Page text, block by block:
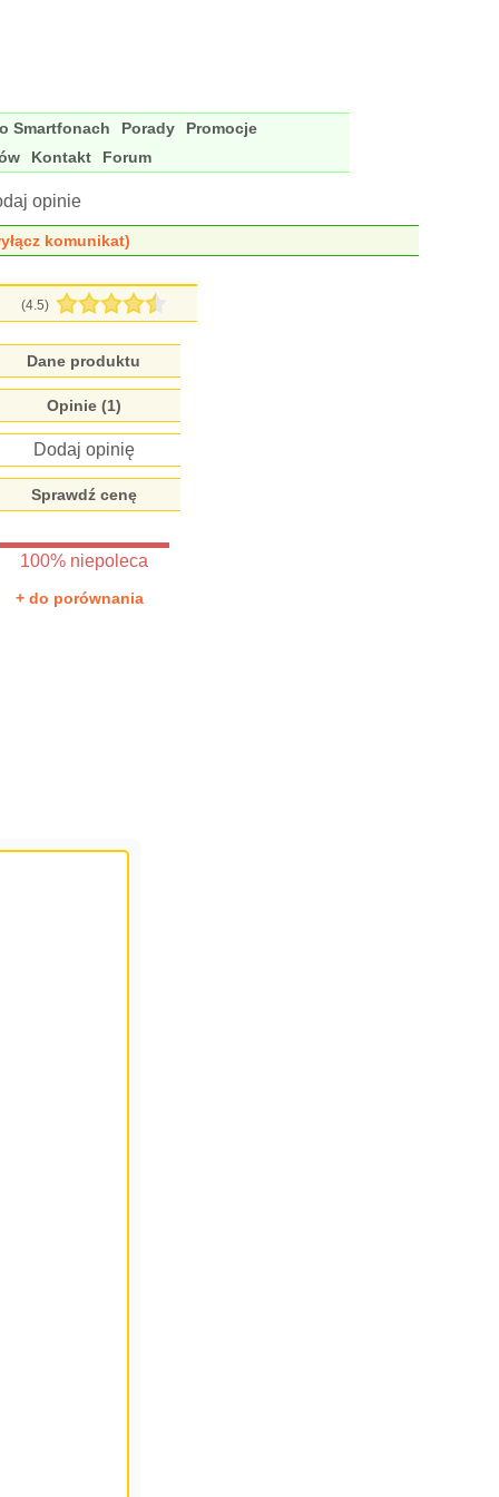
Smartfonach Porady
Promocje
Kontakt Forum
opinie
komunikat)
(4.5)
Dane produktu
Opinie (1)
Dodaj opinię
Sprawdź cenę
100% niepoleca
+ do porównania